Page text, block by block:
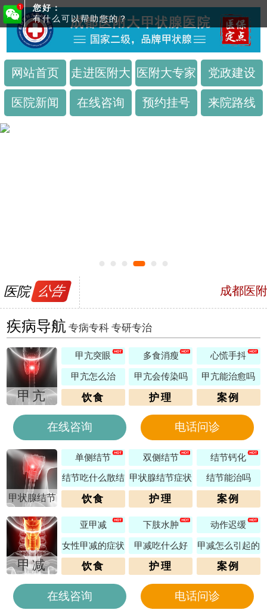
网站首页 走进医附大 医附大专家 党政建设
医院新闻 在线咨询 预约挂号 来院路线
医院 公告
成都医
号，预
疾病导航 专病专科 专研专治
甲亢
甲亢突眼 多食消瘦 心慌手抖
甲亢怎么治 甲亢会传染吗 甲亢能治愈吗
饮食 护理 案例
在线咨询 电话问诊
甲状腺结节
单侧结节 双侧结节 结节钙化
结节吃什么散结 甲状腺结节症状 结节能治吗
饮食 护理 案例
甲减
亚甲减 下肢水肿 动作迟缓
女性甲减的症状 甲减吃什么好 甲减怎么引起的
饮食 护理 案例
在线咨询 电话问诊
您好：
有什么可以帮助您的？